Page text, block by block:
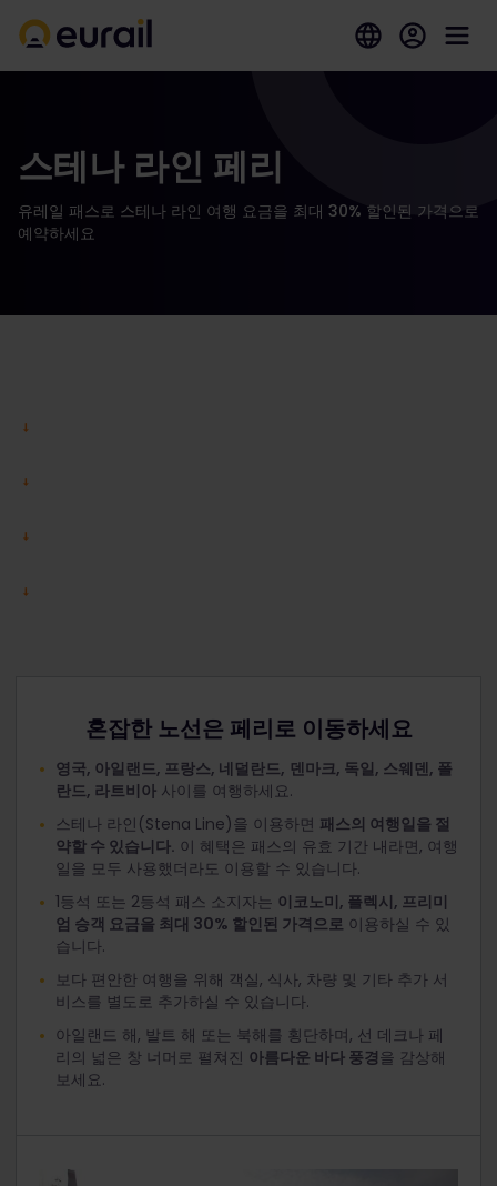
스테나 라인 페리
유레일 패스로 스테나 라인 여행 요금을 최대 30% 할인된 가격으로
예약하세요
혼잡한 노선은 페리로 이동하세요
영국, 아일랜드, 프랑스, 네덜란드, 덴마크, 독일, 스웨덴, 폴
란드, 라트비아 사이를 여행하세요.
스테나 라인(Stena Line)을 이용하면 패스의 여행일을 절
약할 수 있습니다. 이 혜택은 패스의 유효 기간 내라면, 여행
일을 모두 사용했더라도 이용할 수 있습니다.
1등석 또는 2등석 패스 소지자는 이코노미, 플렉시, 프리미
엄 승객 요금을 최대 30% 할인된 가격으로 이용하실 수 있
습니다.
보다 편안한 여행을 위해 객실, 식사, 차량 및 기타 추가 서
비스를 별도로 추가하실 수 있습니다.
아일랜드 해, 발트 해 또는 북해를 횡단하며, 선 데크나 페
리의 넓은 창 너머로 펼쳐진 아름다운 바다 풍경을 감상해
보세요.